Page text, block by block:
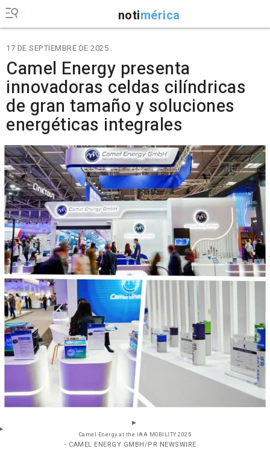
notimérica
17 DE SEPTIEMBRE DE 2025
Camel Energy presenta
innovadoras celdas cilíndricas
de gran tamaño y soluciones
energéticas integrales
Camel Energy at the IAA MOBILITY 2025
- CAMEL ENERGY GMBH/PR NEWSWIRE